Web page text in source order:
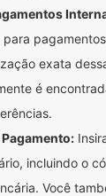
exata
é
incluindo o
Você